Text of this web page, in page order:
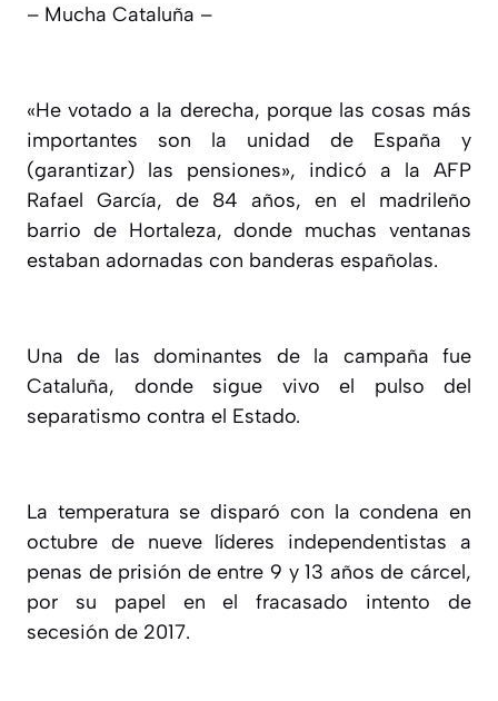
– Mucha Cataluña –
«He votado a la derecha, porque las cosas más
importantes son la unidad de España y
(garantizar) las pensiones», indicó a la AFP
Rafael García, de 84 años, en el madrileño
barrio de Hortaleza, donde muchas ventanas
estaban adornadas con banderas españolas.
Una de las dominantes de la campaña fue
Cataluña, donde sigue vivo el pulso del
separatismo contra el Estado.
La temperatura se disparó con la condena en
octubre de nueve líderes independentistas a
penas de prisión de entre 9 y 13 años de cárcel,
por su papel en el fracasado intento de
secesión de 2017.